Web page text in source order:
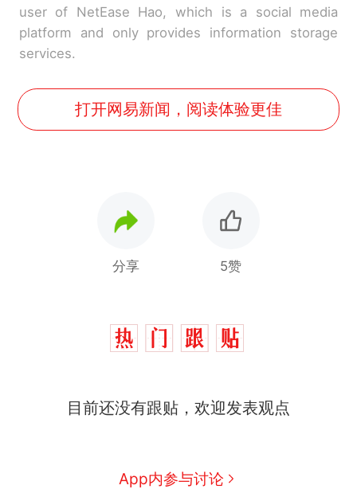
user of NetEase Hao, which is a social media
platform and only provides information storage
services.
打开网易新闻，阅读体验更佳
分享 5赞
目前还没有跟贴，欢迎发表观点
App内参与讨论